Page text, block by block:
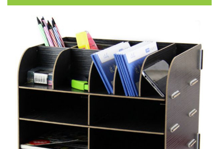
PRODUIT SANITAIRE.COM
NOS SERVICES
BOUTIQUE
QUI SOMMES-NOUS
CONTACTEZ NOUS